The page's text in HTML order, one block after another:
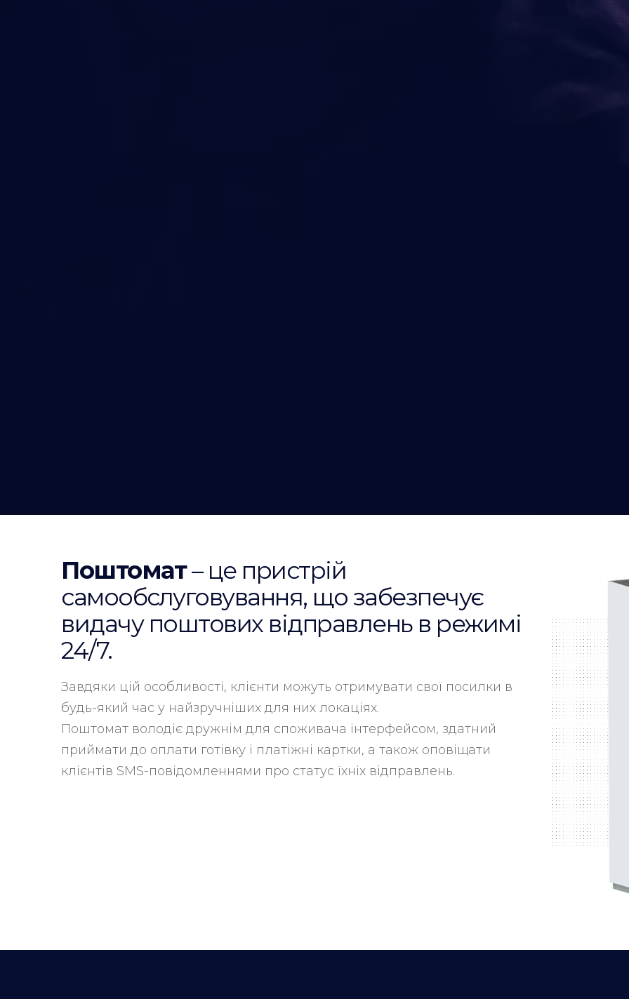
Поштомат– це пристрій
самообслуговування, що забезпечує
видачу поштових відправлень в режимі
24/7.
Завдяки цій особливості, клієнти можуть отримувати свої посилки в
будь-який час у найзручніших для них локаціях.
Поштомат володіє дружнім для споживача інтерфейсом, здатний
приймати до оплати готівку і платіжні картки, а також оповіщати
клієнтів SMS-повідомленнями про статус їхніх відправлень.